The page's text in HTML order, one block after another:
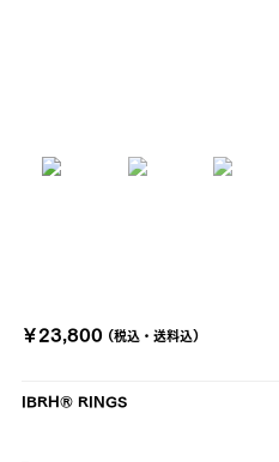
￥23,800 (税込・送料込)
IBRH®︎ RINGS